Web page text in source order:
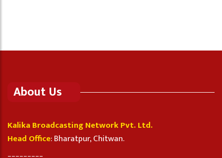
About Us
Kalika Broadcasting Network Pvt. Ltd.
Head Office: Bharatpur, Chitwan.